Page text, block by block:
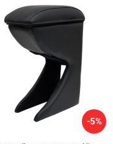
-5%